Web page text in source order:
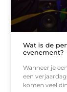
Wat is de
evenement?
Wanneer je
een
komen veel